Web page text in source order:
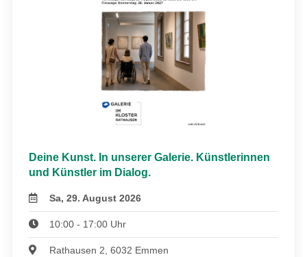
Deine Kunst. In unserer Galerie. Künstlerinnen
und Künstler im Dialog.
Sa, 29. August 2026
10:00 - 17:00 Uhr
Rathausen 2, 6032 Emmen